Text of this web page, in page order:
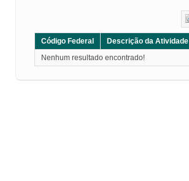
Código Federal Descrição da Atividade
Nenhum resultado encontrado!